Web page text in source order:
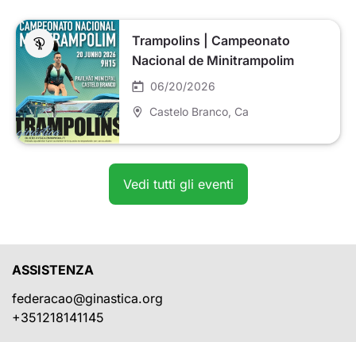
Trampolins | Campeonato
Nacional de Minitrampolim
06/20/2026
Castelo Branco , Ca
Vedi tutti gli eventi
ASSISTENZA
federacao@ginastica.org
+351218141145